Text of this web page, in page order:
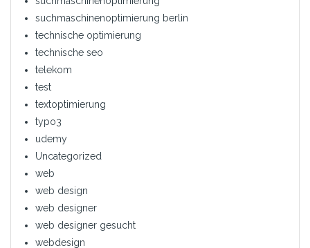
suchmaschinenoptimierung berlin
technische optimierung
technische seo
telekom
test
textoptimierung
typo3
udemy
Uncategorized
web
web design
web designer
web designer gesucht
webdesign